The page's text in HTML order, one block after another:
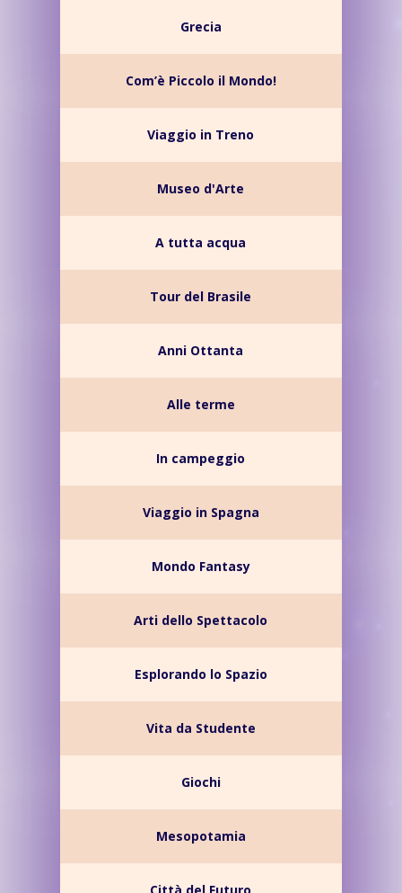
Grecia
Com’è Piccolo il Mondo!
Viaggio in Treno
Museo d'Arte
A tutta acqua
Tour del Brasile
Anni Ottanta
Alle terme
In campeggio
Viaggio in Spagna
Mondo Fantasy
Arti dello Spettacolo
Esplorando lo Spazio
Vita da Studente
Giochi
Mesopotamia